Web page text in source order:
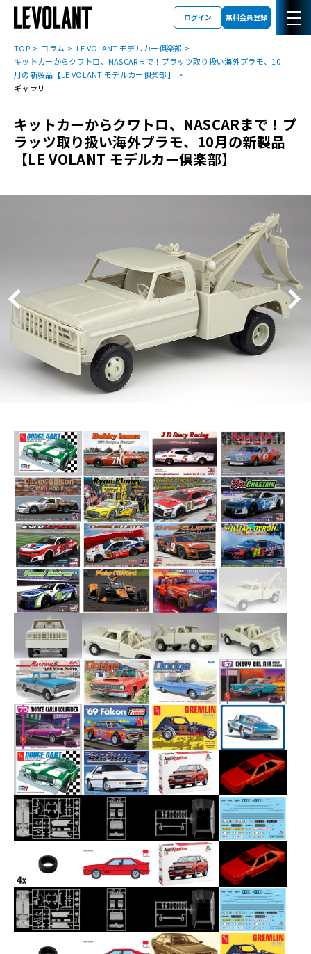
ログイン 無料会員登録
TOP コラム
LE VOLANT モデルカー俱楽部
キットカーからクワトロ、NASCARまで！プラッツ取り扱い海外プラモ、10
月の新製品【LE VOLANT モデルカー俱楽部】
ギャラリー
キットカーからクワトロ、NASCARまで！プ
ラッツ取り扱い海外プラモ、10月の新製品
【LE VOLANT モデルカー俱楽部】